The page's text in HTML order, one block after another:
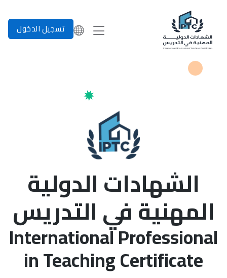
تسجيل الدخول
الشهادات الدولية
المهنية في التدريس
International Professional
in Teaching Certificate